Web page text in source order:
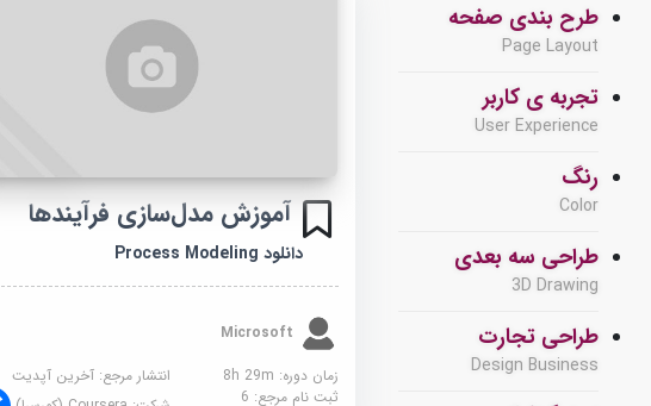
طرح بندی صفحه
Page Layout
تجربه ی کاربر
User Experience
رنگ
Color
طراحی سه بعدی
3D Drawing
طراحی تجارت
Design Business
آموزش مدل‌سازی فرآیندها
دانلود Process Modeling
زمان دوره: 8h 29m
انتشار مرجع: آخرین آپدیت
ثبت نام مرجع: 6